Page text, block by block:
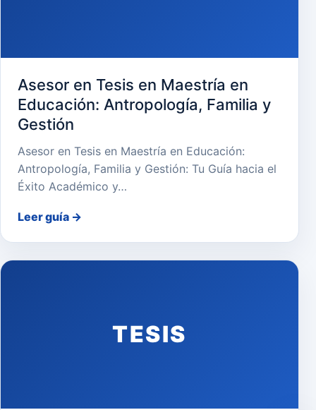
Asesor en Tesis en Maestría en
Educación: Antropología, Familia y
Gestión
Asesor en Tesis en Maestría en Educación:
Antropología, Familia y Gestión: Tu Guía hacia el
Éxito Académico y…
Leer guía →
TESIS